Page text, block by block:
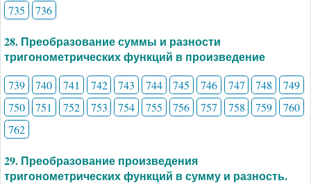
735
736
28. Преобразование суммы и разности
тригонометрических функций в произведение
739 740 741 742 743 744 745 746 747 748
749
750
751 752 753 754 755 756 757 758 759
760
762
29. Преобразование произведения
тригонометрических функций в сумму и разность.